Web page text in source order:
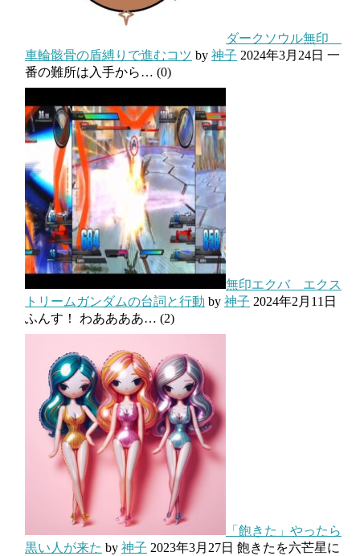
ダークソウル無印
車輪骸骨の盾縛りで進むコツ by 神子 2024年3月24日 一
番の難所は入手から… (0)
無印エクバ エクス
トリームガンダムの台詞と行動 by 神子 2024年2月11日
ふんす！ わああああ… (2)
「飽きた」やったら
黒い人が来た by 神子 2023年3月27日 飽きたを六芒星に